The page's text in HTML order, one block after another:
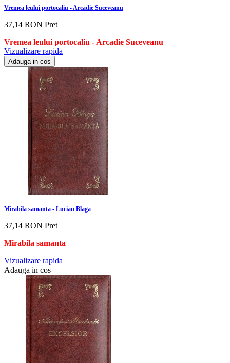
Vremea leului portocaliu - Arcadie Suceveanu
37,14 RON Pret
Vremea leului portocaliu - Arcadie Suceveanu
Vizualizare rapida
Adauga in cos
Mirabila samanta - Lucian Blaga
37,14 RON Pret
Mirabila samanta
Vizualizare rapida
Adauga in cos